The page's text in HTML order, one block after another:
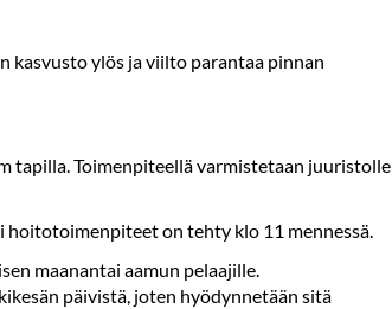
kasvusto ylös ja viilto parantaa pinnan
tapilla. Toimenpiteellä varmistetaan juuristolle
hoitotoimenpiteet on tehty klo 11 mennessä.
maanantai aamun pelaajille.
päivistä, joten hyödynnetään sitä